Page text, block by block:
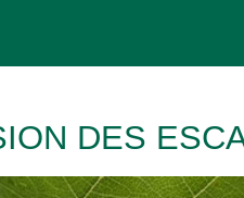
DES